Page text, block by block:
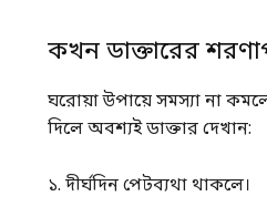
কখন ডাক্তারের
ঘরোয়া উপায়ে সমস্যা না
দিলে অবশ্যই ডাক্তার দেখান:
১. দীর্ঘদিন পেটব্যথা থাকলে।